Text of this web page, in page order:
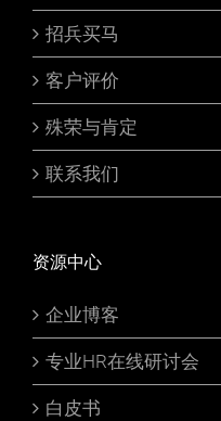
招兵买马
客户评价
殊荣与肯定
联系我们
资源中心
企业博客
专业HR在线研讨会
白皮书